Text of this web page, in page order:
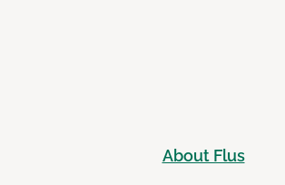
About Flus